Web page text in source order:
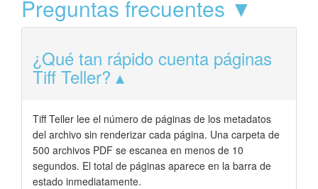
Preguntas frecuentes ▼
¿Qué tan rápido cuenta páginas
Tiff Teller?
Tiff Teller lee el número de páginas de los metadatos
del archivo sin renderizar cada página. Una carpeta de
500 archivos PDF se escanea en menos de 10
segundos. El total de páginas aparece en la barra de
estado inmediatamente.